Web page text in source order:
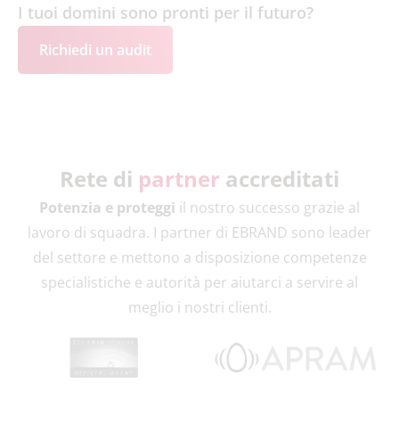
I tuoi domini sono pronti per il futuro?
Richiedi un audit
Rete di partner accreditati
Potenzia e proteggi il nostro successo grazie al
lavoro di squadra. I partner di EBRAND sono leader
del settore e mettono a disposizione competenze
specialistiche e autorità per aiutarci a servire al
meglio i nostri clienti.